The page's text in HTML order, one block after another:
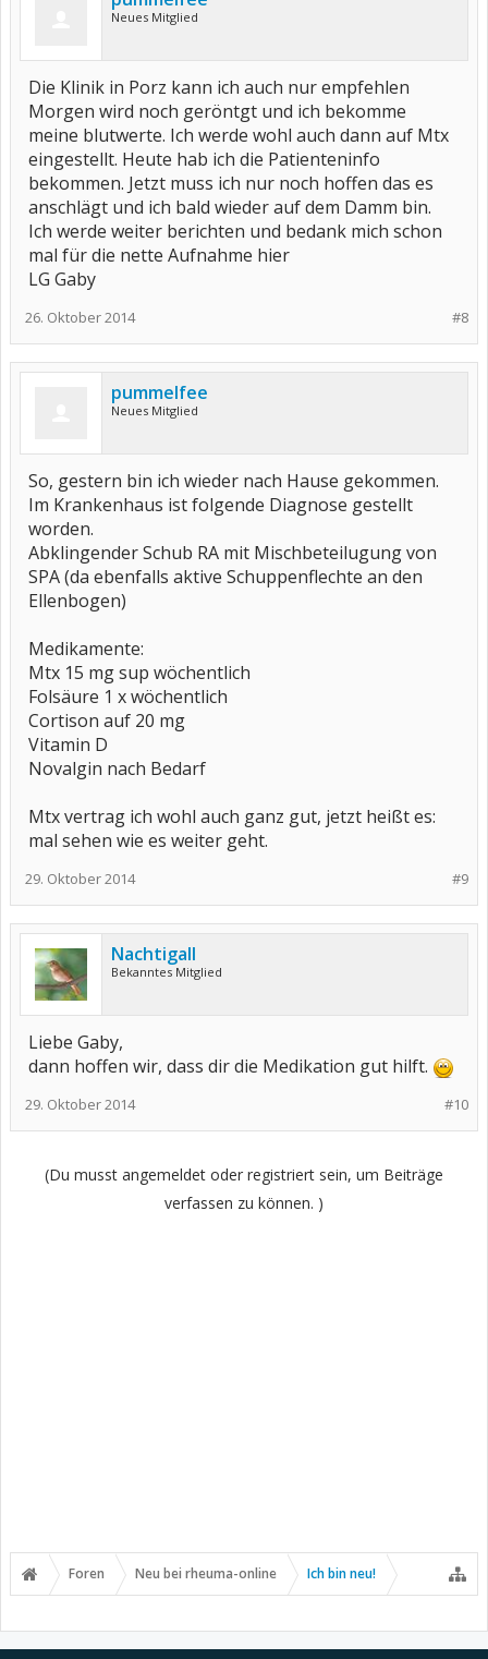
Neues Mitglied
Die Klinik in Porz kann ich auch nur empfehlen
Morgen wird noch geröntgt und ich bekomme
meine blutwerte. Ich werde wohl auch dann auf Mtx
eingestellt. Heute hab ich die Patienteninfo
bekommen. Jetzt muss ich nur noch hoffen das es
anschlägt und ich bald wieder auf dem Damm bin.
Ich werde weiter berichten und bedank mich schon
mal für die nette Aufnahme hier
LG Gaby
#8
26. Oktober 2014
pummelfee
Neues Mitglied
So, gestern bin ich wieder nach Hause gekommen.
Im Krankenhaus ist folgende Diagnose gestellt
worden.
Abklingender Schub RA mit Mischbeteilugung von
SPA (da ebenfalls aktive Schuppenflechte an den
Ellenbogen)
Medikamente:
Mtx 15 mg sup wöchentlich
Folsäure 1 x wöchentlich
Cortison auf 20 mg
Vitamin D
Novalgin nach Bedarf
Mtx vertrag ich wohl auch ganz gut, jetzt heißt es:
mal sehen wie es weiter geht.
#9
29. Oktober 2014
Nachtigall
Bekanntes Mitglied
Liebe Gaby,
dann hoffen wir, dass dir die Medikation gut hilft.
#10
29. Oktober 2014
(Du musst angemeldet oder registriert sein, um Beiträge
verfassen zu können. )
Foren Neu bei rheuma-online Ich bin neu!